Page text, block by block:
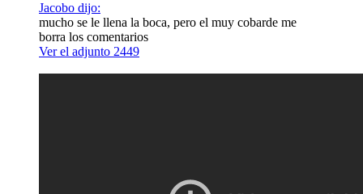
Jacobo dijo:
mucho se le llena la boca, pero el muy cobarde me
borra los comentarios
Ver el adjunto 2449